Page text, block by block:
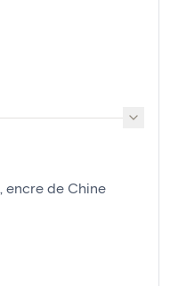
, encre de Chine